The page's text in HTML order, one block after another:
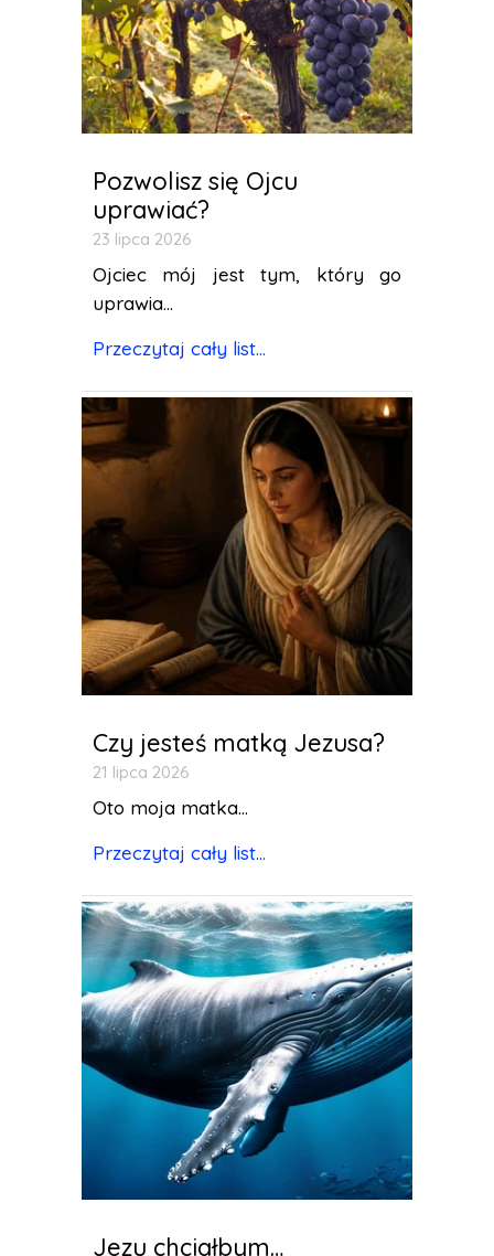
Pozwolisz się Ojcu
uprawiać?
23 lipca 2026
Ojciec mój jest tym, który go
uprawia...
Przeczytaj cały list...
Czy jesteś matką Jezusa?
21 lipca 2026
Oto moja matka...
Przeczytaj cały list...
Jezu chciałbym…